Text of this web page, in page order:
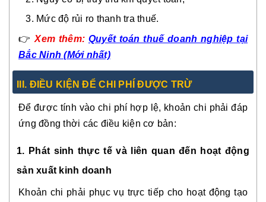
Mức độ rủi ro thanh tra thuế.
👉Xem thêm: Quyết toán thuế doanh nghiệp tại
Bắc Ninh (Mới nhất)
III. ĐIỀU KIỆN ĐỂ CHI PHÍ ĐƯỢC TRỪ
Để được tính vào chi phí hợp lệ, khoản chi phải đáp
ứng đồng thời các điều kiện cơ bản:
1. Phát sinh thực tế và liên quan đến hoạt động
sản xuất kinh doanh
Khoản chi phải phục vụ trực tiếp cho hoạt động tạo